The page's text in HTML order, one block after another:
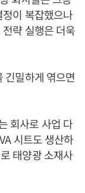
이 복잡했으나
략 실행은 더욱
긴밀하게 엮으면
회사로 사업 다
시트도 생산하
태양광 소재사